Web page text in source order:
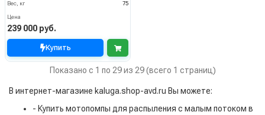
Вес, кг
75
Цена
239 000 руб.
Купить
Показано с 1 по 29 из 29 (всего 1 страниц)
В интернет-магазине kaluga.shop-avd.ru Вы можете:
- Купить мотопомпы для распыления с малым потоком в